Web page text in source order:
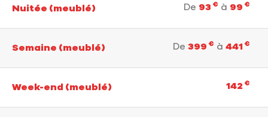
Nuitée (meublé) De 93 € à 99 €
Semaine (meublé) De 399 € à 441 €
Week-end (meublé) 142 €